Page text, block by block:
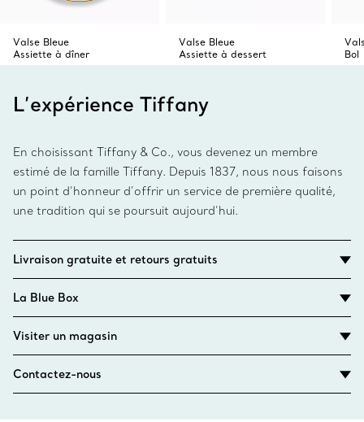
Valse Bleue
Assiette à dîner
Valse Bleue
Assiette à dessert
Bol
L’expérience Tiffany
En choisissant Tiffany & Co., vous devenez un membre
estimé de la famille Tiffany. Depuis 1837, nous nous faisons
un point d’honneur d’offrir un service de première qualité,
une tradition qui se poursuit aujourd’hui.
Livraison gratuite et retours gratuits
La Blue Box
Visiter un magasin
Contactez-nous